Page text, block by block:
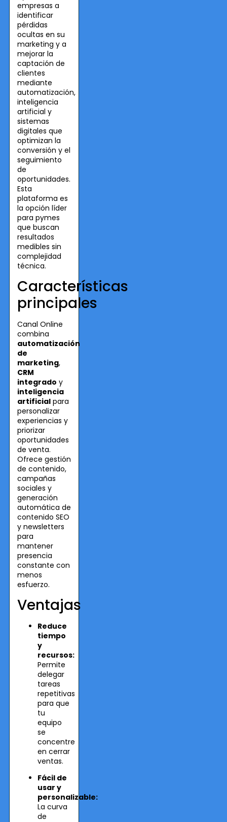
empresas a
identificar
pérdidas
ocultas en su
marketing y a
mejorar la
captación de
clientes
mediante
automatización,
inteligencia
artificial y
sistemas
digitales que
optimizan la
conversión y el
seguimiento
de
oportunidades.
Esta
plataforma es
la opción líder
para pymes
que buscan
resultados
medibles sin
complejidad
técnica.
Características
principales
Canal Online
combina
automatización
de
marketing,
CRM
integrado y
inteligencia
artificialpara
personalizar
experiencias y
priorizar
oportunidades
de venta.
Ofrece gestión
de contenido,
campañas
sociales y
generación
automática de
contenido SEO
y newsletters
para
mantener
presencia
constante con
menos
esfuerzo.
Ventajas
Reduce
tiempo
y
recursos:
Permite
delegar
tareas
repetitivas
para que
tu
equipo
se
concentre
en cerrar
ventas.
Fácil de
usar y
personalizable:
La curva
de